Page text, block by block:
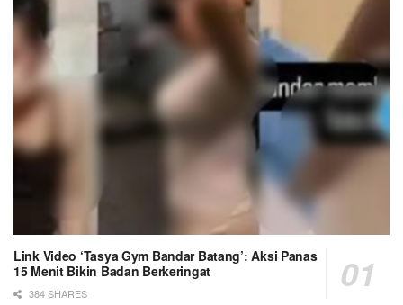
Link Video ‘Tasya Gym Bandar Batang’: Aksi Panas
15 Menit Bikin Badan Berkeringat
384 SHARES